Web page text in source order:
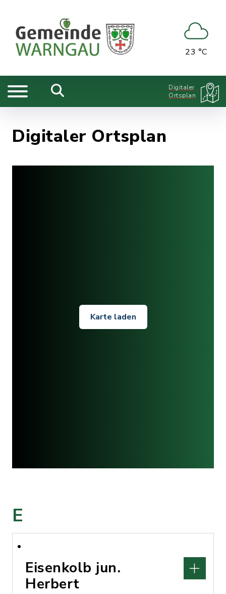
23 °C
Digitaler
Ortsplan
Digitaler Ortsplan
Karte laden
E
Eisenkolb jun.
Herbert